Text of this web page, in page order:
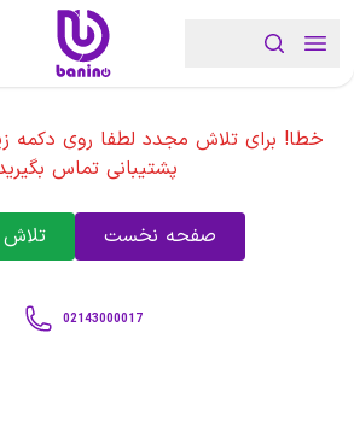
خطا! برای تلاش مجدد لطفا روی دکمه
پشتیبانی تماس
صفحه نخست
02143000017